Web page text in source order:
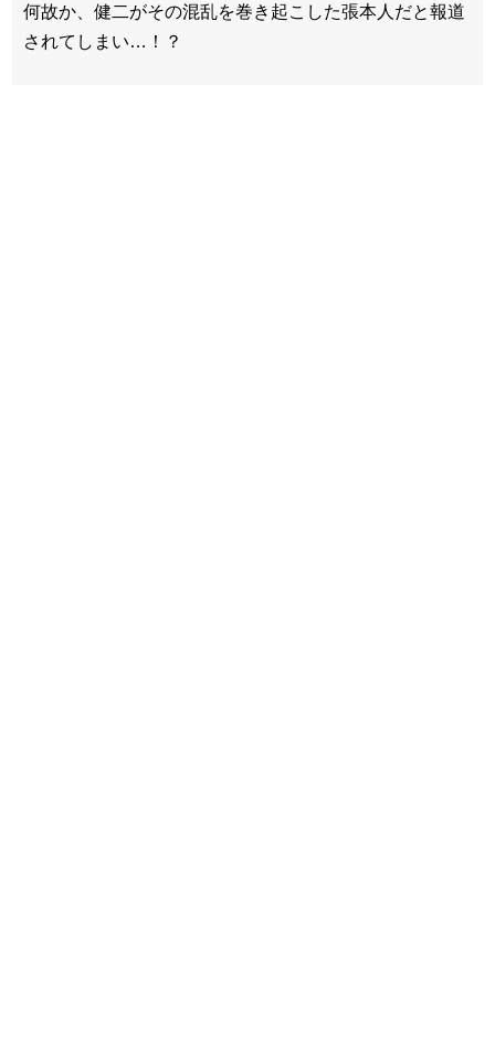
何故か、健二がその混乱を巻き起こした張本人だと報道
されてしまい…！？